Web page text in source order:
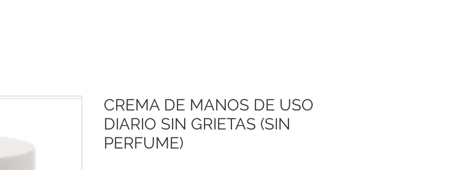
CREMA DE MANOS DE USO
DIARIO SIN GRIETAS (SIN
PERFUME)